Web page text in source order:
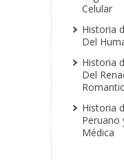
Celular
Historia
Del
Historia
Del
Historia
Peruano
Médica